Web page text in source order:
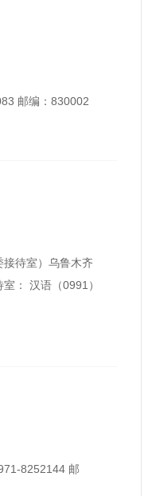
邮编：830002
待室）乌鲁木齐
： 汉语（0991）
8252144 邮